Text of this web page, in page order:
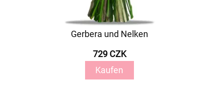
Gerbera und Nelken
729 CZK
Kaufen